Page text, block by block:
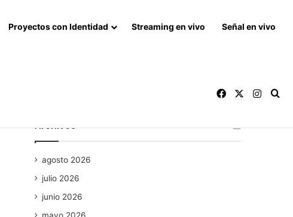
Proyectos con Identidad Streaming en vivo Señal en vivo
Facebook
Archivos
agosto 2026
julio 2026
junio 2026
mayo 2026